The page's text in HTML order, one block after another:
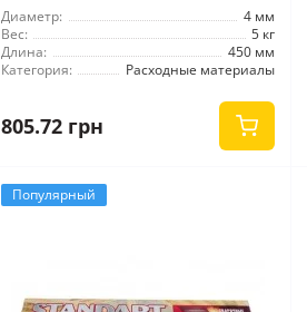
Диаметр:
4 мм
Вес:
5 кг
Длина:
450 мм
Категория:
Расходные материалы
805.72 грн
Популярный